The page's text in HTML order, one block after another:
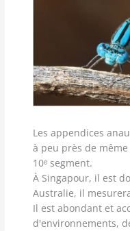
Les appendices
à peu près de
10ᵉ segment.
À Singapour, il est
Australie, il
Il est abondant et
d'environnements,